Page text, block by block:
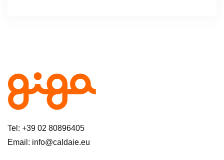
Tel: +39 02 80896405
Email: info@caldaie.eu